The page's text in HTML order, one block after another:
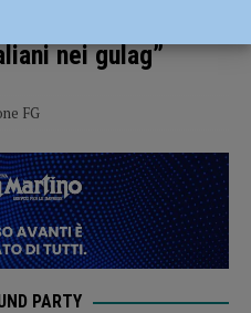
nei gulag”
FG
PARTY